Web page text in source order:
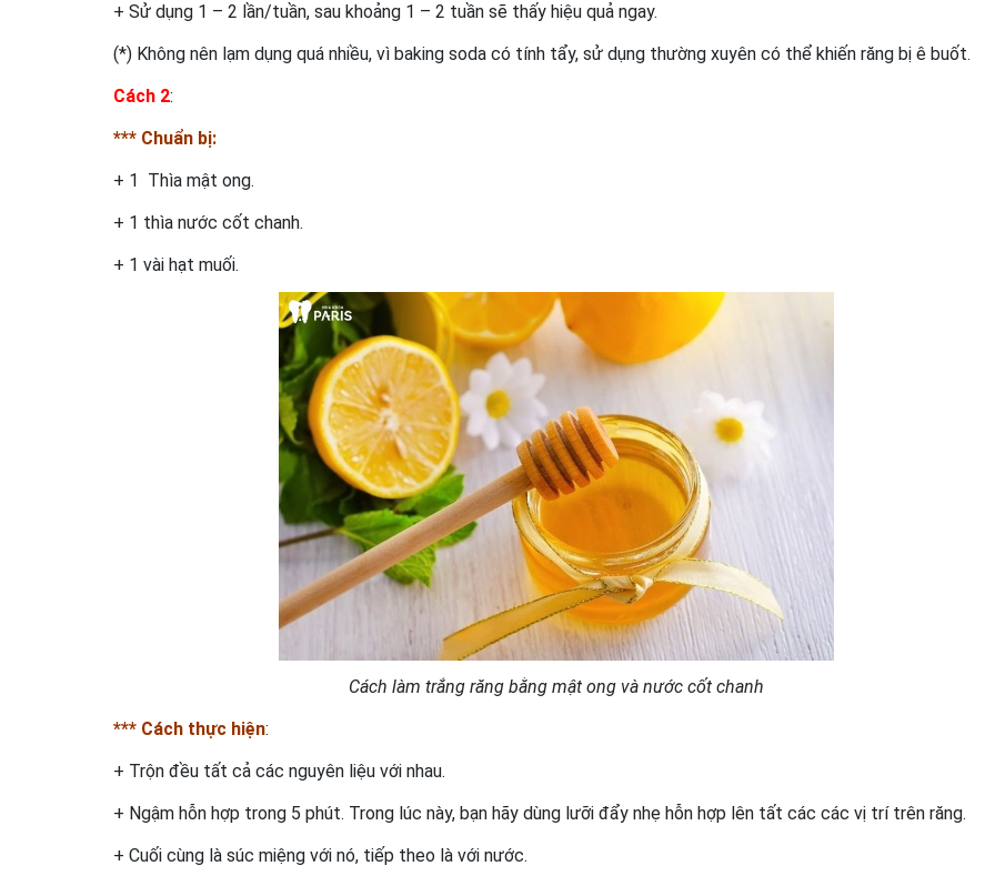
+ Sử dụng 1 – 2 lần/tuần, sau khoảng 1 – 2 tuần sẽ thấy hiệu quả ngay.
(*) Không nên lạm dụng quá nhiều, vì baking soda có tính tẩy, sử dụng thường xuyên có thể khiến răng bị ê buốt.
Cách 2:
*** Chuẩn bị:
+ 1 Thìa mật ong.
+ 1 thìa nước cốt chanh.
+ 1 vài hạt muối.
Cách làm trắng răng bằng mật ong và nước cốt chanh
*** Cách thực hiện:
+ Trộn đều tất cả các nguyên liệu với nhau.
+ Ngậm hỗn hợp trong 5 phút. Trong lúc này, bạn hãy dùng lưỡi đẩy nhẹ hỗn hợp lên tất các các vị trí trên răng.
+ Cuối cùng là súc miệng với nó, tiếp theo là với nước.